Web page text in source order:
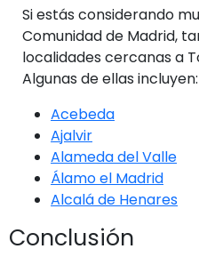
Si estás considerando
Comunidad de Madrid,
localidades cercanas a
Algunas de ellas incluyen:
Acebeda
Ajalvir
Alameda del Valle
Álamo el Madrid
Alcalá de Henares
Conclusión